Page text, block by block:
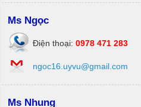
Ms Ngọc
Điện thoại: 0978 471 283
ngoc16.uyvu@gmail.com
Ms Nhung